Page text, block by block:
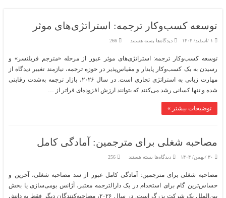
توسعه کسب‌وکار ترجمه: استراتژی‌های موثر
۱ /اسفند/ ۱۴۰۴ دیدگاه‌ها برای
ترجمه:
موثر
بسته هستند 266
توسعه کسب‌وکار ترجمه: استراتژی‌های موثر عبور از مرحله «مترجم فریلنسر» و
رسیدن به یک کسب‌وکار پایدار و مقیاس‌پذیر در حوزه ترجمه، نیازمند تغییر دیدگاه از
مهارت زبانی به استراتژی تجاری است. در سال ۲۰۲۶، بازار ترجمه به‌شدت رقابتی
شده و تنها کسانی رشد می‌کنند که بتوانند ارزش افزوده‌ای فراتر از …
توضیحات بیشتر »
مصاحبه شغلی برای مترجمین: آمادگی کامل
۳۰ /بهمن/ ۱۴۰۴ دیدگاه‌ها برای
برای
آمادگی
کامل
بسته هستند 256
مصاحبه شغلی برای مترجمین: آمادگی کامل عبور از سد مصاحبه شغلی، آخرین و
حساس‌ترین گام برای استخدام در یک دارالترجمه معتبر، آژانس بومی‌سازی یا بخش
بین‌الملل یک شرکت بزرگ است. در سال ۲۰۲۶، مصاحبه‌کنندگان دیگر فقط به دانش